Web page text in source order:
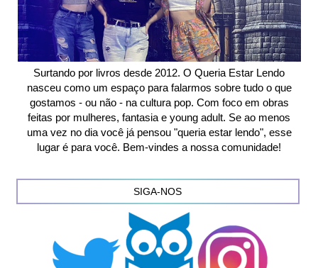
Surtando por livros desde 2012. O Queria Estar Lendo
nasceu como um espaço para falarmos sobre tudo o que
gostamos - ou não - na cultura pop. Com foco em obras
feitas por mulheres, fantasia e young adult. Se ao menos
uma vez no dia você já pensou "queria estar lendo", esse
lugar é para você. Bem-vindes a nossa comunidade!
SIGA-NOS